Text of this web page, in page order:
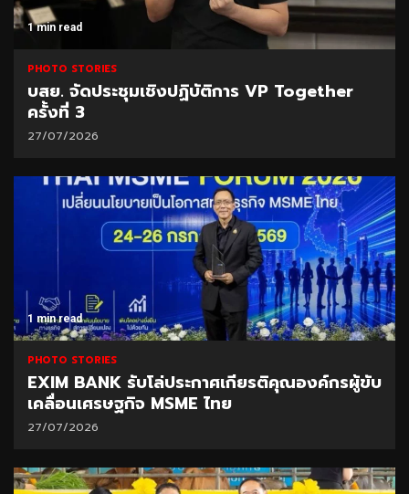
1 min read
PHOTO STORIES
บสย. จัดประชุมเชิงปฏิบัติการ VP Together
ครั้งที่ 3
27/07/2026
1 min read
PHOTO STORIES
EXIM BANK รับโล่ประกาศเกียรติคุณองค์กรผู้ขับ
เคลื่อนเศรษฐกิจ MSME ไทย
27/07/2026